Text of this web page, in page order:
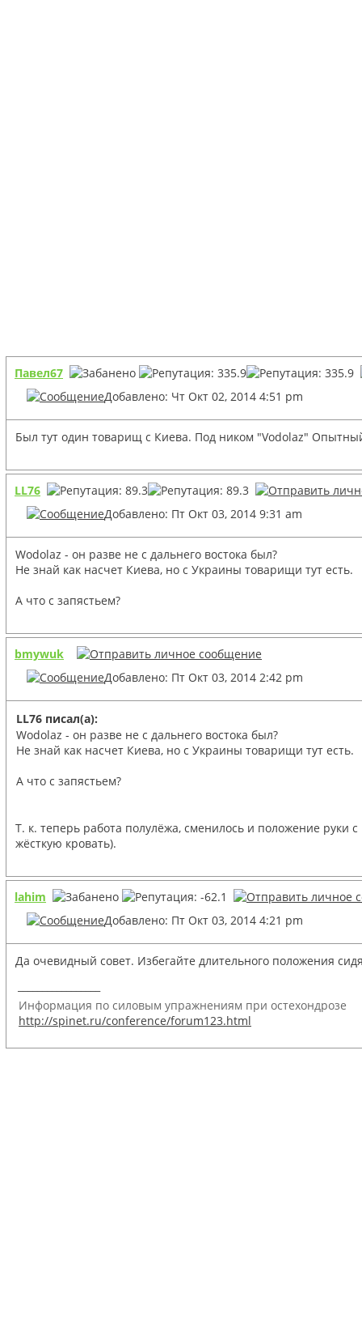
Павел67
Добавлено: Чт Окт 02, 2014 4:51 pm
Был тут один товарищ с Киева. Под ником "Vodolaz"
LL76
Добавлено: Пт Окт 03, 2014 9:31 am
Wodolaz - он разве не с дальнего востока был?
Не знай как насчет Киева, но с Украины товарищи тут есть.
А что с запястьем?
bmywuk
Добавлено: Пт Окт 03, 2014 2:42 pm
LL76 писал(а):
Wodolaz - он разве не с дальнего востока был?
Не знай как насчет Киева, но с Украины товарищи тут есть.
А что с запястьем?
Т. к. теперь работа полулёжа, сменилось и положение руки
жёсткую кровать).
lahim
Добавлено: Пт Окт 03, 2014 4:21 pm
Да очевидный совет. Избегайте длительного положения
Информация по силовым упражнениям при остехондрозе
http://spinet.ru/conference/forum123.html